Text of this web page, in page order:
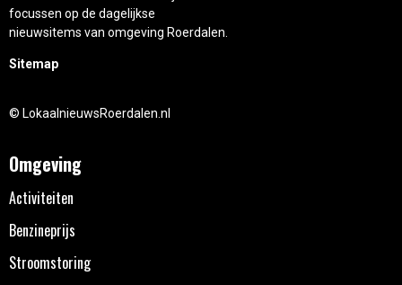
focussen op de dagelijkse
nieuwsitems van omgeving Roerdalen.
Sitemap
© LokaalnieuwsRoerdalen.nl
Omgeving
Activiteiten
Benzineprijs
Stroomstoring